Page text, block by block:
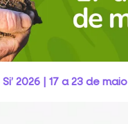
2026 | 17 a 23 de maio